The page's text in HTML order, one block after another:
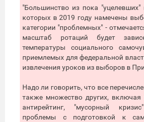
"Большинство из пока "уцелевших"
которых в 2019 году намечены
категории "проблемных" -
масштаб ротаций будет
температуры социального
приемлемых для федеральной
извлечения уроков из выборов в
Надо ли говорить, что все
также множество других,
антирейтинг, "мусорный
проблемы с подготовкой к